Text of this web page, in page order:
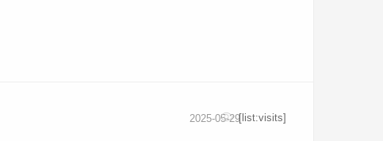
2025-05-29[list:visits]